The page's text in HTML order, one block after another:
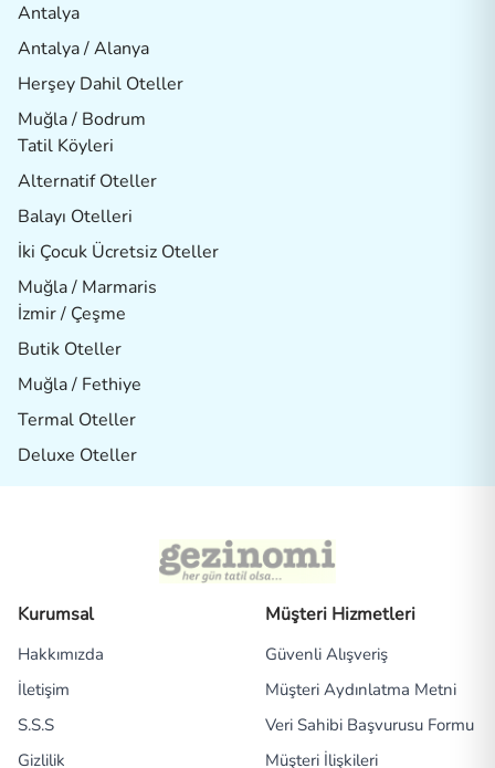
Antalya
Antalya / Alanya
Herşey Dahil Oteller
Muğla / Bodrum
Tatil Köyleri
Alternatif Oteller
Balayı Otelleri
İki Çocuk Ücretsiz Oteller
Muğla / Marmaris
İzmir / Çeşme
Butik Oteller
Muğla / Fethiye
Termal Oteller
Deluxe Oteller
Kurumsal
Hakkımızda
İletişim
S.S.S
Gizlilik
Müşteri Hizmetleri
Güvenli Alışveriş
Müşteri Aydınlatma Metni
Veri Sahibi Başvurusu Formu
Müşteri İlişkileri